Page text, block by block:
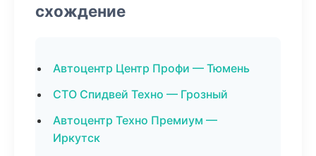
схождение
Автоцентр Центр Профи — Тюмень
СТО Спидвей Техно — Грозный
Автоцентр Техно Премиум —
Иркутск